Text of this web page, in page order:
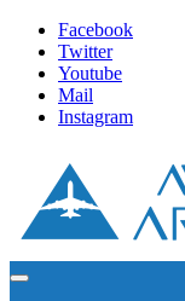
Facebook
Twitter
Youtube
Mail
Instagram